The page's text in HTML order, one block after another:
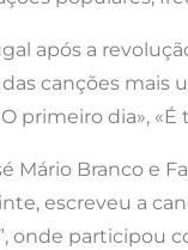
após a
canções mais
primeiro dia», «É
Mário Branco e
escreveu a
onde participou